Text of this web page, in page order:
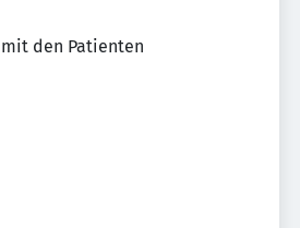
den Patienten